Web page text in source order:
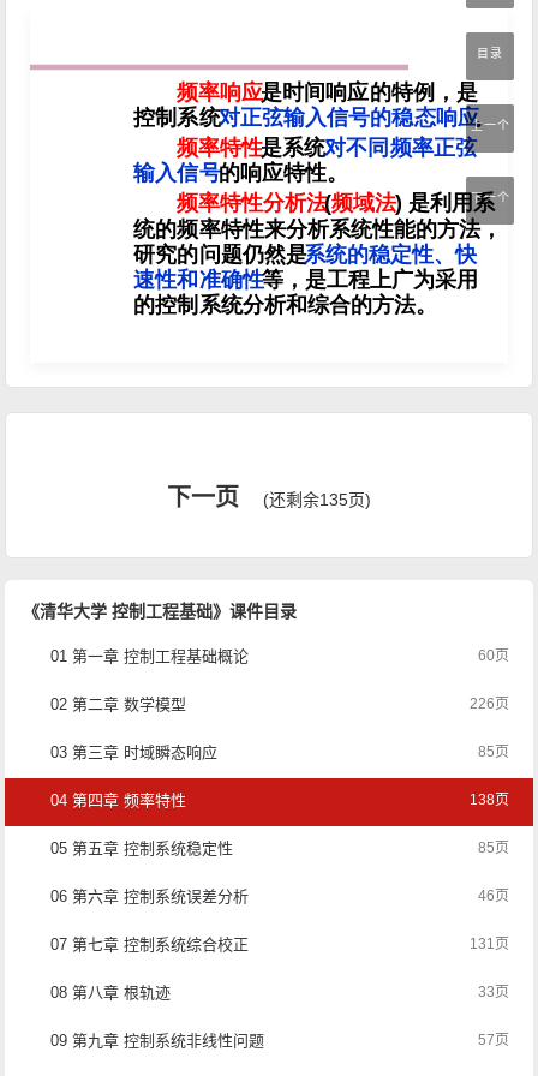
下一页 (还剩余135页)
《清华大学 控制工程基础》课件目录
01 第一章 控制工程基础概论 60页
02 第二章 数学模型 226页
03 第三章 时域瞬态响应 85页
04 第四章 频率特性 138页
05 第五章 控制系统稳定性 85页
06 第六章 控制系统误差分析 46页
07 第七章 控制系统综合校正 131页
08 第八章 根轨迹 33页
09 第九章 控制系统非线性问题 57页
目录
上一个
下一个